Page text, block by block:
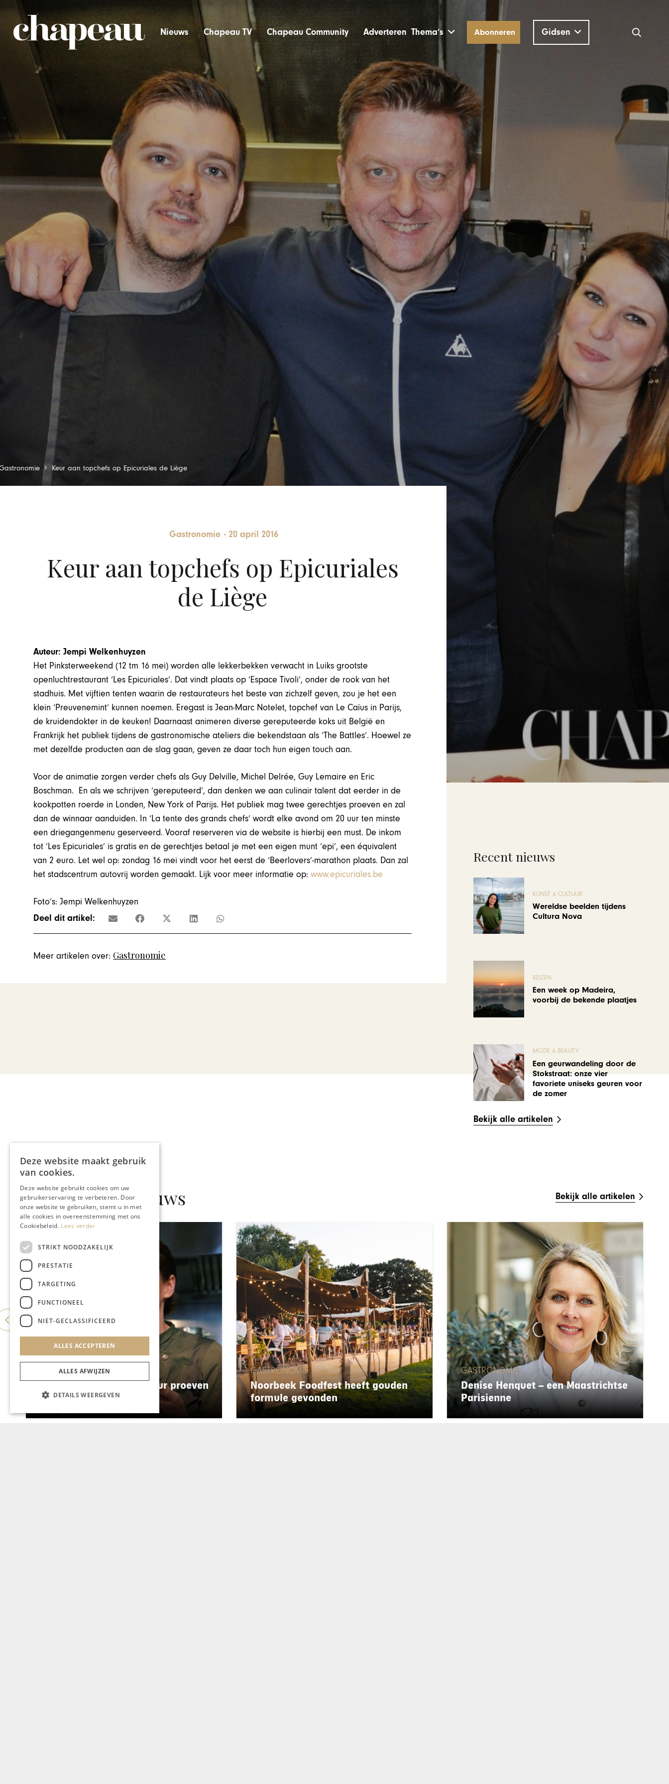
Nieuws Chapeau TV Chapeau Community Adverteren Thema’s Abonneren Gidsen
Keur aan topchefs op Epicuriales de Liège
Gastronomie -20 april 2016
Keur aan topchefs op Epicuriales
de Liège
Auteur: Jempi Welkenhuyzen
Het Pinksterweekend (12 tm 16 mei) worden alle lekkerbekken verwacht in Luiks grootste
openluchtrestaurant ‘Les Epicuriales’. Dat vindt plaats op ‘Espace Tivoli’, onder de rook van het
stadhuis. Met vijftien tenten waarin de restaurateurs het beste van zichzelf geven, zou je het een
klein ‘Preuvenemint’ kunnen noemen. Eregast is Jean-Marc Notelet, topchef van Le Caïus in Parijs,
de kruidendokter in de keuken! Daarnaast animeren diverse gereputeerde koks uit België en
Frankrijk het publiek tijdens de gastronomische ateliers die bekendstaan als ‘The Battles’. Hoewel ze
met dezelfde producten aan de slag gaan, geven ze daar toch hun eigen touch aan.
Voor de animatie zorgen verder chefs als Guy Delville, Michel Delrée, Guy Lemaire en Eric
Boschman. En als we schrijven ‘gereputeerd’, dan denken we aan culinair talent dat eerder in de
kookpotten roerde in Londen, New York of Parijs. Het publiek mag twee gerechtjes proeven en zal
dan de winnaar aanduiden. In ‘La tente des grands chefs’ wordt elke avond om 20 uur ten minste
een driegangenmenu geserveerd. Vooraf reserveren via de website is hierbij een must. De inkom
tot ‘Les Epicuriales’ is gratis en de gerechtjes betaal je met een eigen munt ‘epi’, een équivalent
van 2 euro. Let wel op: zondag 16 mei vindt voor het eerst de ‘Beerlovers’-marathon plaats. Dan zal
het stadscentrum autovrij worden gemaakt. Lijk voor meer informatie op:www.epicuriales.be
Foto’s: Jempi Welkenhuyzen
Deel dit artikel:
Meer artikelen over: Gastronomie
Recent nieuws
KUNST & CULTUUR
Wereldse beelden tijdens
Cultura Nova
REIZEN
Een week op Madeira,
voorbij de bekende plaatjes
MODE & BEAUTY
Een geurwandeling door de
Stokstraat: onze vier
favoriete uniseks geuren voor
de zomer
Bekijk alle artikelen
Gerelateerd nieuws Bekijk alle artikelen
GASTRONOMIE
Enigma laat zijn signatuur proeven
op het Preuvenemint
GASTRONOMIE
Noorbeek Foodfest heeft gouden
formule gevonden
GASTRONOMIE
Denise Henquet – een Maastrichtse
Parisienne
Deze website maakt gebruik
van cookies.
Deze website gebruikt cookies om uw
gebruikerservaring te verbeteren. Door
onze website te gebruiken, stemt u in met
alle cookies in overeenstemming met ons
Cookiebeleid. Lees verder
STRIKT NOODZAKELIJK
PRESTATIE
TARGETING
FUNCTIONEEL
NIET-GECLASSIFICEERD
ALLES ACCEPTEREN
ALLES AFWIJZEN
DETAILS WEERGEVEN